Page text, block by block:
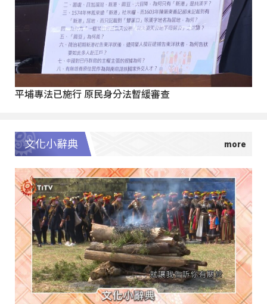
平埔專法已施行 原民身分法暫緩審查
文化小辭典